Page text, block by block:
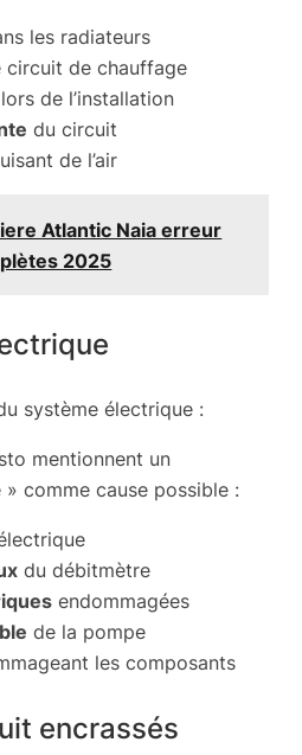
les radiateurs
circuit de chauffage
lors de l’installation
du circuit
de l’air
Atlantic Naia erreur
2025
système électrique :
mentionnent un
comme cause possible :
du débitmètre
endommagées
de la pompe
les composants
encrassés